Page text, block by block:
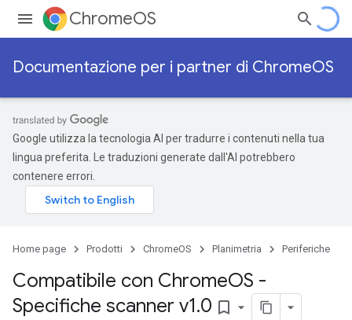
ChromeOS
Documentazione per i partner di ChromeOS
Google utilizza la tecnologia AI per tradurre i contenuti nella tua
lingua preferita. Le traduzioni generate dall'AI potrebbero
contenere errori.
Home page Prodotti ChromeOS Planimetria Periferiche
Compatibile con ChromeOS -
Specifiche scanner v1.0 bookmark_border